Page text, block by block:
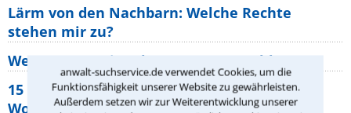
anwalt-suchservice.de verwendet Cookies, um die
Funktionsfähigkeit unserer Website zu gewährleisten.
Außerdem setzen wir zur Weiterentwicklung unserer
Lärm von den Nachbarn: Welche Rechte
stehen mir zu?
Wer muss Zweitwohnungssteuer zahlen?
15 elementare Rechte, die jeder
Wohnungseigentümer kennen sollte